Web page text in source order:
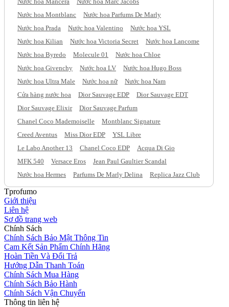
Nước hoa Montblanc
Nước hoa Parfums De Marly
Nước hoa Prada
Nước hoa Valentino
Nước hoa YSL
Nước hoa Kilian
Nước hoa Victoria Secret
Nước hoa Lancome
Nước hoa Byredo
Molecule 01
Nước hoa Chloe
Nước hoa Givenchy
Nước hoa LV
Nước hoa Hugo Boss
Nước hoa Ultra Male
Nước hoa nữ
Nước hoa Nam
Cửa hàng nước hoa
Dior Sauvage EDP
Dior Sauvage EDT
Dior Sauvage Elixir
Dior Sauvage Parfum
Chanel Coco Mademoiselle
Montblanc Signature
Creed Aventus
Miss Dior EDP
YSL Libre
Le Labo Another 13
Chanel Coco EDP
Acqua Di Gio
MFK 540
Versace Eros
Jean Paul Gaultier Scandal
Nước hoa Hermes
Parfums De Marly Delina Replica Jazz Club
Tprofumo
Giới thiệu
Liên hệ
Sơ đồ trang web
Chính Sách
Chính Sách Bảo Mật Thông Tin
Cam Kết Sản Phẩm Chính Hãng
Hoàn Tiền Và Đổi Trả
Hướng Dẫn Thanh Toán
Chính Sách Mua Hàng
Chính Sách Bảo Hành
Chính Sách Vận Chuyển
Thông tin liên hệ